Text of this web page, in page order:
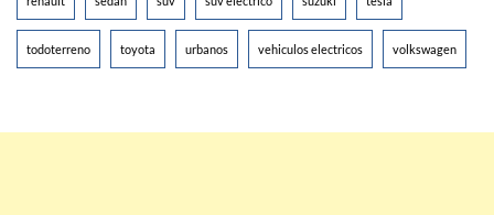
todoterreno toyota urbanos vehiculos electricos volkswagen